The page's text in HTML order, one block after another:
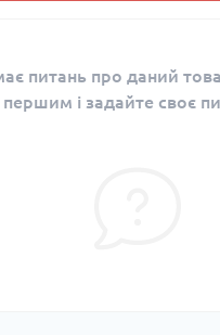
питань про даний
першим і задайте своє